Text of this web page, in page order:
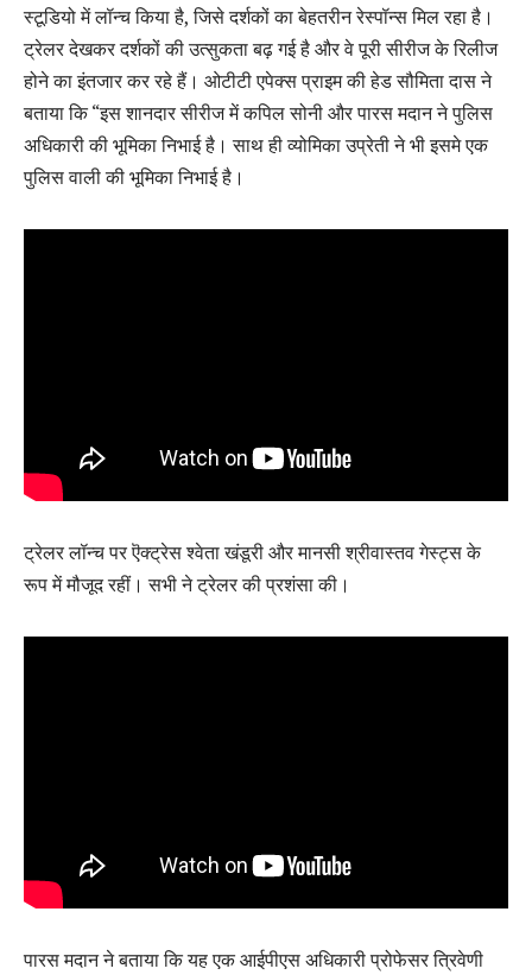
स्टूडियो में लॉन्च किया है, जिसे दर्शकों का बेहतरीन रेस्पॉन्स मिल रहा है।
ट्रेलर देखकर दर्शकों की उत्सुकता बढ़ गई है और वे पूरी सीरीज के रिलीज
होने का इंतजार कर रहे हैं। ओटीटी एपेक्स प्राइम की हेड सौमिता दास ने
बताया कि “इस शानदार सीरीज में कपिल सोनी और पारस मदान ने पुलिस
अधिकारी की भूमिका निभाई है। साथ ही व्योमिका उप्रेती ने भी इसमे एक
पुलिस वाली की भूमिका निभाई है।
ट्रेलर लॉन्च पर ऎक्ट्रेस श्वेता खंडूरी और मानसी श्रीवास्तव गेस्ट्स के
रूप में मौजूद रहीं। सभी ने ट्रेलर की प्रशंसा की।
पारस मदान ने बताया कि यह एक आईपीएस अधिकारी प्रोफेसर त्रिवेणी